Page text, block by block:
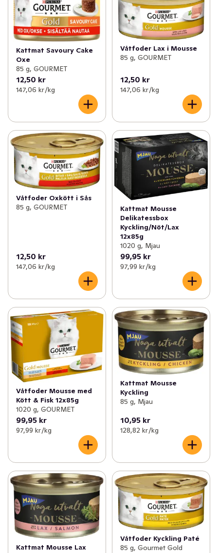
Kattmat Savoury Cake
Oxe
85 g, GOURMET
12,50 kr
147,06 kr /kg
Våtfoder Lax i Mousse
85 g, GOURMET
12,50 kr
147,06 kr /kg
Våtfoder Oxkött i Sås
85 g, GOURMET
12,50 kr
147,06 kr /kg
Kattmat Mousse
Delikatessbox
Kyckling/Nöt/Lax
12x85g
1020 g, Mjau
99,95 kr
97,99 kr /kg
Våtfoder Mousse med
Kött & Fisk 12x85g
1020 g, GOURMET
99,95 kr
97,99 kr /kg
Kattmat Mousse
Kyckling
85 g, Mjau
10,95 kr
128,82 kr /kg
Kattmat Mousse Lax
Våtfoder Kyckling Paté
85 g, Gourmet Gold